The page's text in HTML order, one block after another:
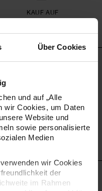
Über Cookies
und auf „Alle
wir Cookies, um Daten
Website und
sowie personalisierte
Medien
wir Cookies
der
im Rahmen
KAUF AUF
RECHNUNG